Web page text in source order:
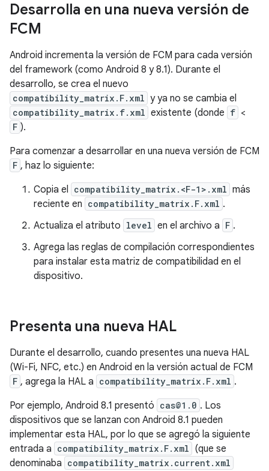
Desarrolla en una nueva versión de
FCM
Android incrementa la versión de FCM para cada versión
del framework (como Android 8 y 8.1). Durante el
desarrollo, se crea el nuevo
compatibility_matrix.F.xml y ya no se cambia el
compatibility_matrix.f.xml existente (donde f <
F ).
Para comenzar a desarrollar en una nueva versión de FCM
F , haz lo siguiente:
Copia el compatibility_matrix.<F-1>.xml más
reciente en compatibility_matrix.F.xml .
Actualiza el atributo level en el archivo a F .
Agrega las reglas de compilación correspondientes
para instalar esta matriz de compatibilidad en el
dispositivo.
Presenta una nueva HAL
Durante el desarrollo, cuando presentes una nueva HAL
(Wi-Fi, NFC, etc.) en Android en la versión actual de FCM
F , agrega la HAL a compatibility_matrix.F.xml .
Por ejemplo, Android 8.1 presentó cas@1.0 . Los
dispositivos que se lanzan con Android 8.1 pueden
implementar esta HAL, por lo que se agregó la siguiente
entrada a compatibility_matrix.F.xml (que se
denominaba compatibility_matrix.current.xml